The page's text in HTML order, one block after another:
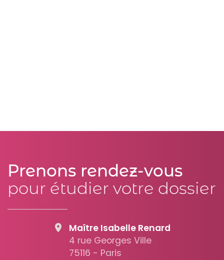
Prenons rendez-vous
pour étudier votre dossier
Maître Isabelle Renard
4 rue Georges Ville
75116 - Paris